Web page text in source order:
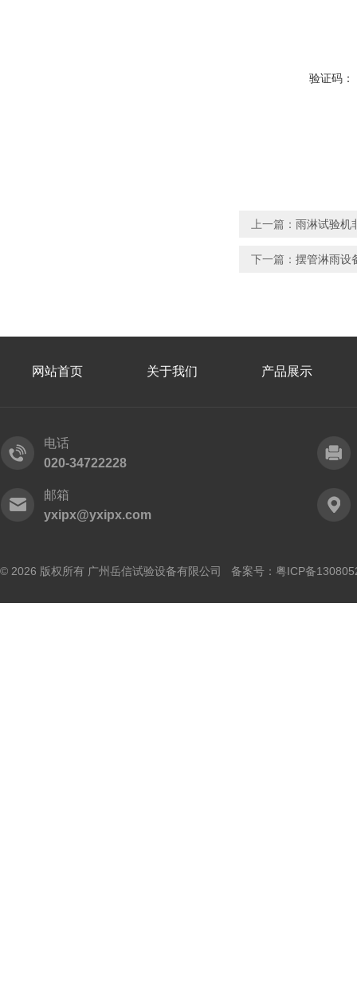
验证码：
上一篇： 雨淋试验机
下一篇： 摆管淋雨设
网站首页 关于我们 产品展示
电话
020-34722228
邮箱
yxipx@yxipx.com
© 2026 版权所有 广州岳信试验设备有限公司 备案号： 粤ICP备